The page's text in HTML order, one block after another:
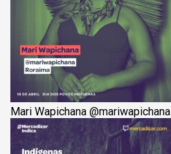
Mari Wapichana @‌mariwapichana